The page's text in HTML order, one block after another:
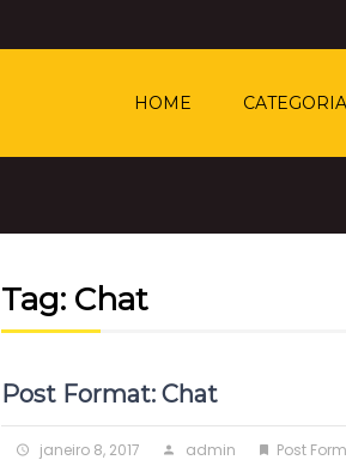
HOME
Tag: Chat
Post Format: Chat
Postedjaneiro 8, 2017 Author
admin Post